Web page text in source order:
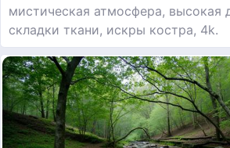
мистическая атмосфера, высокая
складки ткани, искры костра, 4k.